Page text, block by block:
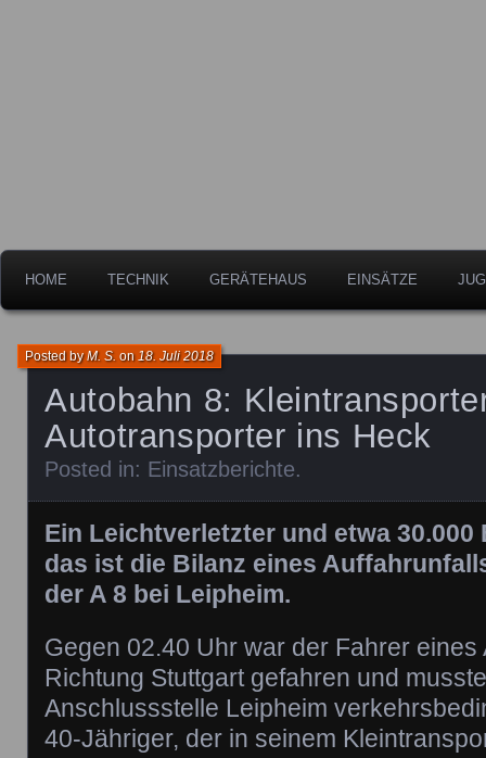
HOME TECHNIK GERÄTEHAUS EINSÄTZE
Autobahn 8:
Autotransporter ins Heck
Posted byM. S. on18. Juli 2018
Posted in: Einsatzberichte.
Ein Leichtverletzter und etwa 30.000
das ist die Bilanz eines
der A 8 bei Leipheim.
Gegen 02.40 Uhr war der Fahrer
Richtung Stuttgart gefahren und
Anschlussstelle Leipheim
40-Jähriger, der in seinem